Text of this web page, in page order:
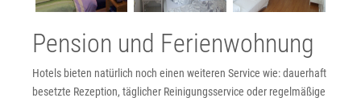
Pension und Ferienwohnung
Hotels bieten natürlich noch einen weiteren Service wie: dauerhaft
besetzte Rezeption, täglicher Reinigungsservice oder regelmäßige